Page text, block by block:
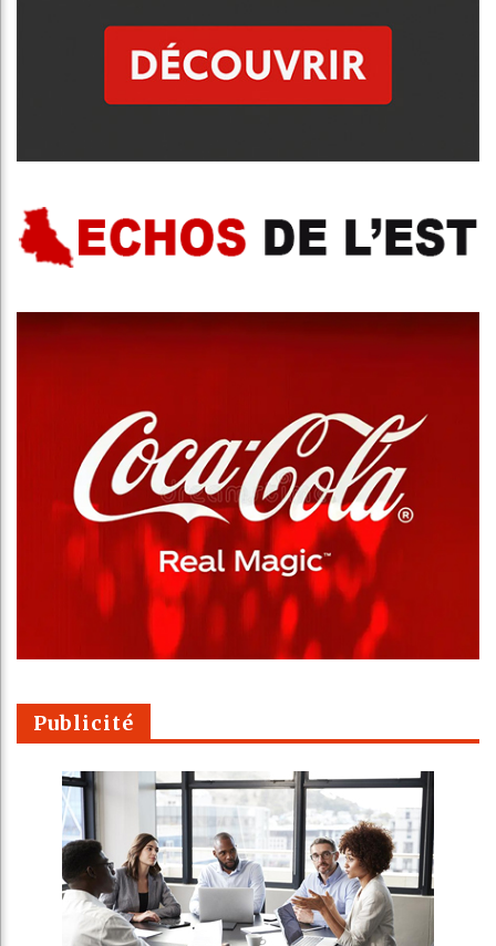
Publicité